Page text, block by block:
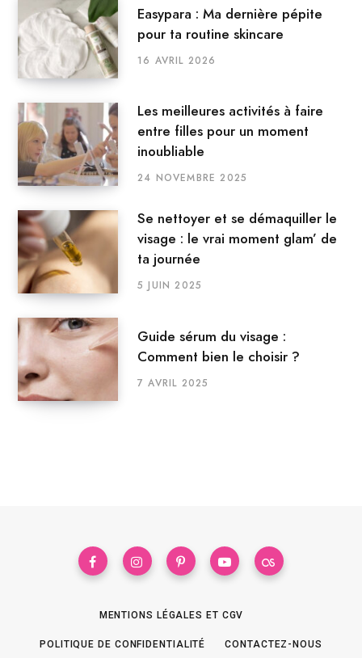
Easypara : Ma dernière pépite
pour ta routine skincare
16 AVRIL 2026
Les meilleures activités à faire
entre filles pour un moment
inoubliable
24 NOVEMBRE 2025
Se nettoyer et se démaquiller le
visage : le vrai moment glam’ de
ta journée
5 JUIN 2025
Guide sérum du visage :
Comment bien le choisir ?
7 AVRIL 2025
MENTIONS LÉGALES ET CGV
POLITIQUE DE CONFIDENTIALITÉ CONTACTEZ-NOUS